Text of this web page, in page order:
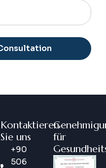
Kontaktieren
Sie uns
+90
506
für